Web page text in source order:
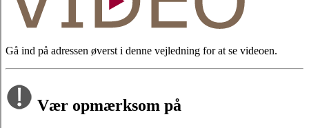
Gå ind på adressen øverst i denne vejledning for at se videoen.
Vær opmærksom på